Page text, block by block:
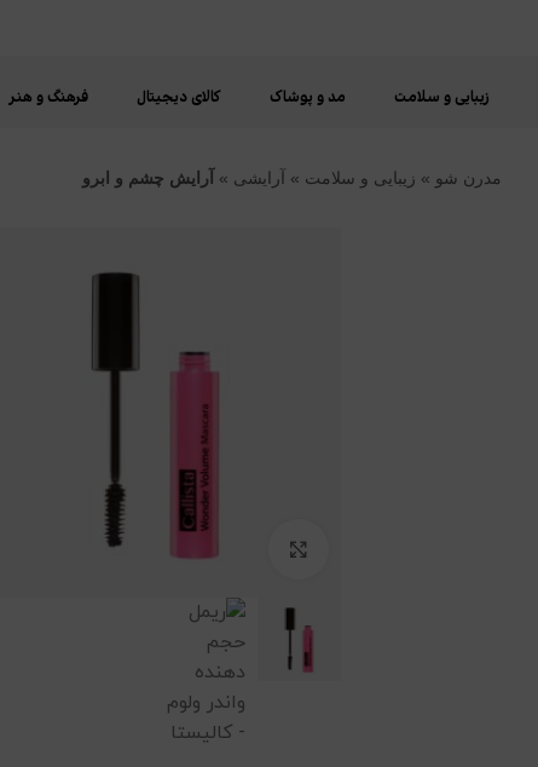
زیبایی و سلامت مد و پوشاک کالای دیجیتال فرهنگ و هنر
مدرن شو » زیبایی و سلامت » آرایشی » آرایش چشم و ابرو
برای بزرگنمایی کلیک کنید
پک‌های